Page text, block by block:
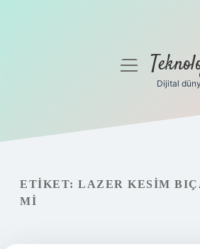
Gizlilik Politikası
Hakkımızda
menüyü
Dijital
ETIKET: LAZER KESIM
MI